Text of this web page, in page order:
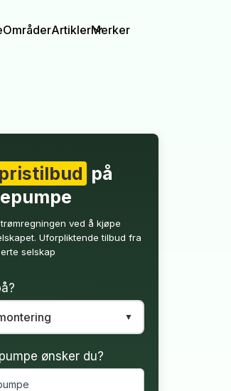
OmråderArtiklerMerker
på
ved å kjøpe
Uforpliktende tilbud fra
selskap
ønsker du?